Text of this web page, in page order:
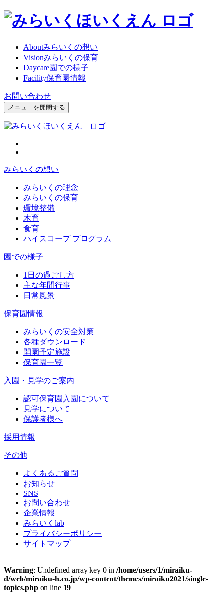
Aboutみらいくの想い
Visionみらいくの保育
Daycare園での様子
Facility保育園情報
お問い合わせ
メニューを開閉する
みらいくの想い
みらいくの理念
みらいくの保育
環境整備
木育
食育
ハイスコープ プログラム
園での様子
1日の過ごし方
主な年間行事
日常風景
保育園情報
みらいくの安全対策
各種ダウンロード
開園予定施設
保育園一覧
入園・見学のご案内
認可保育園入園について
見学について
保護者様へ
採用情報
その他
よくあるご質問
お知らせ
SNS
お問い合わせ
企業情報
みらいくlab
プライバシーポリシー
サイトマップ
Warning: Undefined array key 0 in /home/users/1/miraiku-
d/web/miraiku-h.co.jp/wp-content/themes/miraiku2021/single-
topics.php on line 19